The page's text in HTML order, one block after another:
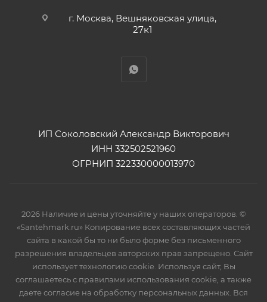
г. Москва, Вешняковская улица,
27к1
ИП Соколовский Александр Викторович
ИНН 332502521960
ОГРНИП 322330000013970
2026 Наличие и цены уточняйте у наших операторов. ©
«Santehmark.ru» Копирование всех составляющих частей
сайта в какой бы то ни было форме без письменного
разрешения владельцев авторских прав запрещено. Сайт
использует технологию cookie. Используя сайт, Вы
соглашаетесь с правилами использования cookie, а также
даете согласие на обработку персональных данных. Вся